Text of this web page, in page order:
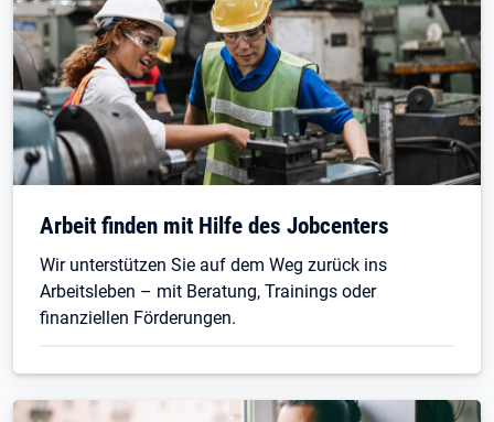
Arbeit finden mit Hilfe des Jobcenters
Wir unterstützen Sie auf dem Weg zurück ins
Arbeitsleben – mit Beratung, Trainings oder
finanziellen Förderungen.